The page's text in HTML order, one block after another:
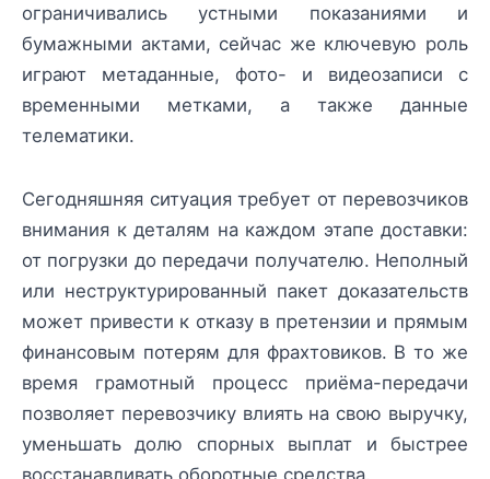
ограничивались устными показаниями и
бумажными актами, сейчас же ключевую роль
играют метаданные, фото- и видеозаписи с
временными метками, а также данные
телематики.
Сегодняшняя ситуация требует от перевозчиков
внимания к деталям на каждом этапе доставки:
от погрузки до передачи получателю. Неполный
или неструктурированный пакет доказательств
может привести к отказу в претензии и прямым
финансовым потерям для фрахтовиков. В то же
время грамотный процесс приёма-передачи
позволяет перевозчику влиять на свою выручку,
уменьшать долю спорных выплат и быстрее